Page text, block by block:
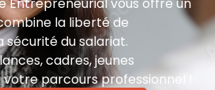
Entrepreneurial vous offre un
la liberté de
sécurité du salariat.
cadres, jeunes
parcours professionnel !